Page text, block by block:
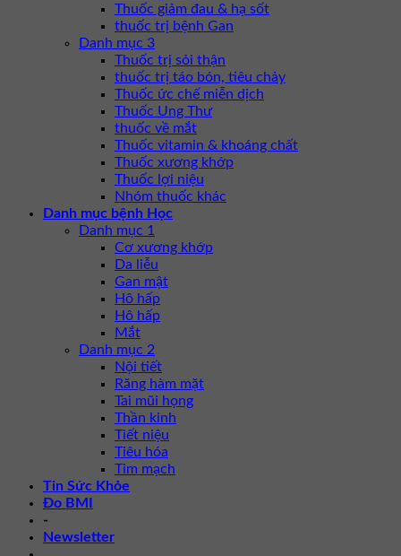
Thuốc giảm đau & hạ sốt
thuốc trị bệnh Gan
Danh mục 3
Thuốc trị sỏi thận
thuốc trị táo bón, tiêu chảy
Thuốc ức chế miễn dịch
Thuốc Ung Thư
thuốc về mắt
Thuốc vitamin & khoáng chất
Thuốc xương khớp
Thuốc lợi niệu
Nhóm thuốc khác
Danh mục bệnh Học
Danh mục 1
Cơ xương khớp
Da liễu
Gan mật
Hô hấp
Hô hấp
Mắt
Danh mục 2
Nội tiết
Răng hàm mặt
Tai mũi họng
Thần kinh
Tiết niệu
Tiêu hóa
Tim mạch
Tin Sức Khỏe
Đo BMI
-
Newsletter